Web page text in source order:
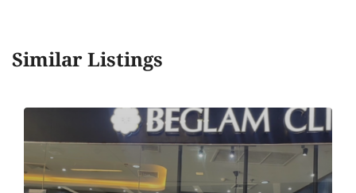
Similar Listings